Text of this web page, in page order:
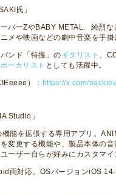
氏」
バーZやBABY METAL、純烈な
メや映画などの劇中音楽を手掛
ンド「特撮」のギタリスト 、
ボーカリスト としても活躍中。
）： https://x.com/
Studio 」
機能を拡張する専用アプリ。
変更する機能や、製品本体の
ーザー自らが好みにカスタマイ
両対応。 OSバージョンiOS